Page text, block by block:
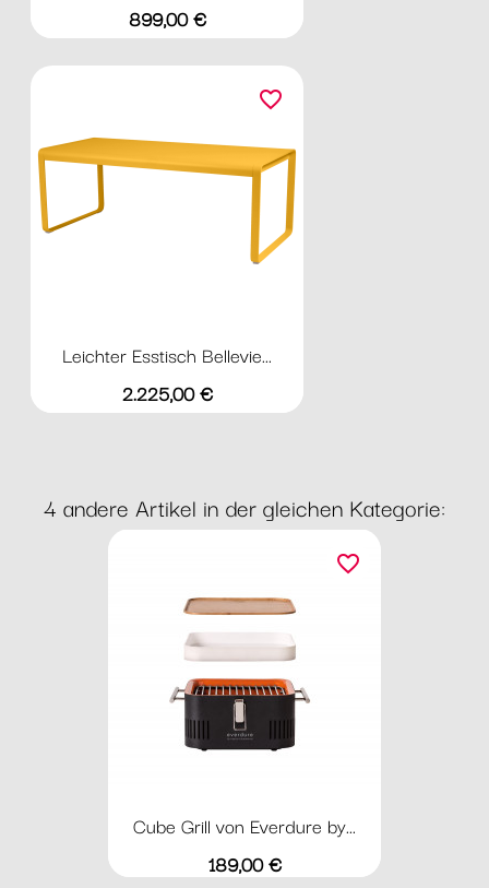
Preis
899,00 €
Leichter Esstisch Bellevie...
Preis
2.225,00 €
favorite_border
4 andere Artikel in der gleichen Kategorie:
Cube Grill von Everdure by...
Preis
189,00 €
favorite_border